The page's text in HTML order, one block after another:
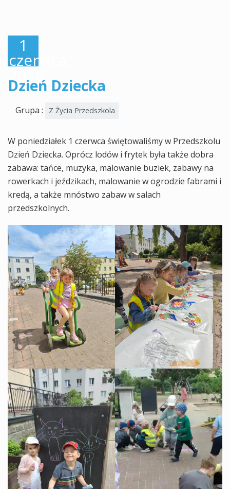
1
czerwca,
2026
Dzień Dziecka
Grupa : Z Życia Przedszkola
W poniedziałek 1 czerwca świętowaliśmy w Przedszkolu
Dzień Dziecka. Oprócz lodów i frytek była także dobra
zabawa: tańce, muzyka, malowanie buziek, zabawy na
rowerkach i jeździkach, malowanie w ogrodzie fabrami i
kredą, a także mnóstwo zabaw w salach
przedszkolnych.